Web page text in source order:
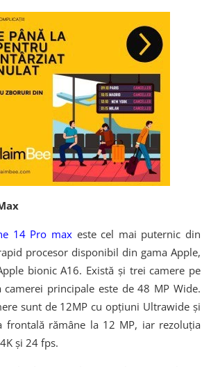
14 Pro max este cel mai puternic din
procesor disponibil din gama Apple,
bionic A16. Există și trei camere pe
principale este de 48 MP Wide.
sunt de 12MP cu opțiuni Ultrawide și
frontală rămâne la 12 MP, iar rezoluția
și 24 fps.